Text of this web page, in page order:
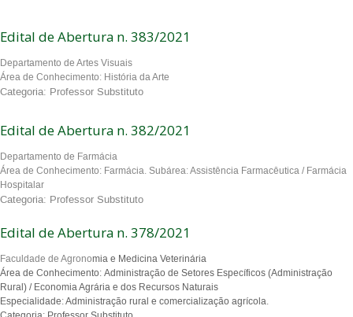
Edital de Abertura n. 383/2021
Departamento de Artes Visuais
Área de Conhecimento: História da Arte
Categoria: Professor Substituto
Edital de Abertura n. 382/2021
Departamento de Farmácia
Área de Conhecimento: Farmácia. Subárea: Assistência Farmacêutica / Farmácia
Hospitalar
Categoria: Professor Substituto
Edital de Abertura n. 378/2021
Faculdade de Agronomia e Medicina Veterinária
Área de Conhecimento: Administração de Setores Específicos (Administração
Rural) / Economia Agrária e dos Recursos Naturais
Especialidade: Administração rural e comercialização agrícola.